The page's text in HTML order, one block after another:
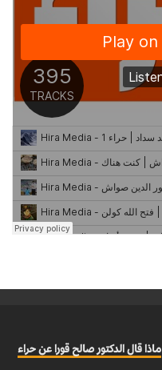
ماذا قال الدكتور صالح قورا عن حراء